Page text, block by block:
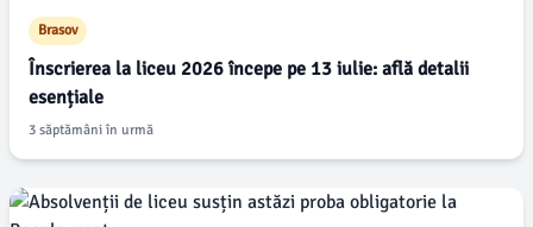
Brasov
Înscrierea la liceu 2026 începe pe 13 iulie: află detalii
esențiale
3 săptămâni în urmă